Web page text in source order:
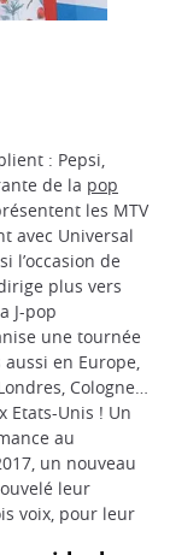
: Pepsi,
de la pop
les MTV
avec Universal
l’occasion de
plus vers
J-pop
une tournée
en Europe,
Cologne…
Etats-Unis ! Un
au
un nouveau
leur
voix, pour leur